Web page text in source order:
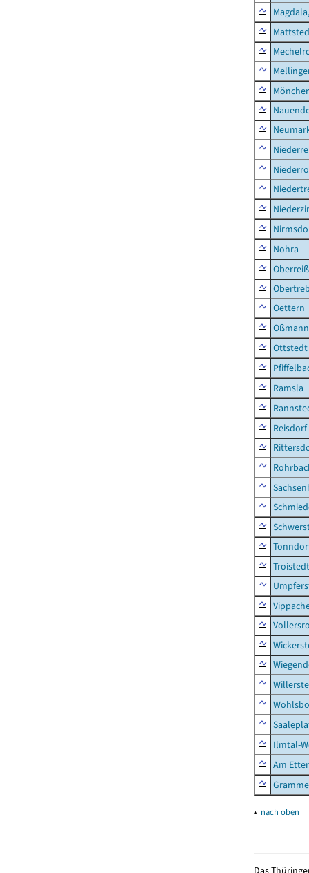
Nohra
Oettern
Ottstedt
Ramsla
Reisdorf
Troistedt
Ilmtal-
Am
▴ nach oben